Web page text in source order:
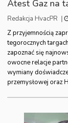
Atest Gaz na
Redakcja HvacPR |
Z przyjemnością
tegorocznych
zapoznać się
owocne relacje
wymiany
przemysłowej oraz